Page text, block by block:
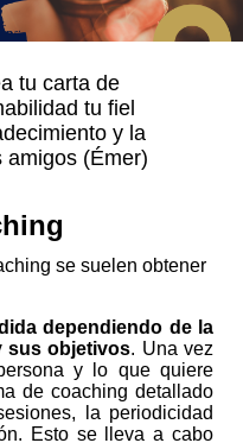
tu carta de
tu fiel
y la
amigos (Émer)
se suelen obtener
dependiendo de la
sus objetivos. Una vez
y lo que quiere
de coaching detallado
la periodicidad
Esto se lleva a cabo